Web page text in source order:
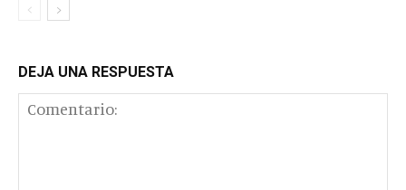
DEJA UNA RESPUESTA